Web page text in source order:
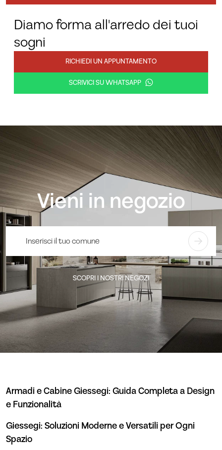
Diamo forma all'arredo dei tuoi
sogni
RICHIEDI UN APPUNTAMENTO
SCRIVICI SU WHATSAPP
Vieni in negozio
SCOPRI I NOSTRI NEGOZI
Armadi e Cabine Giessegi: Guida Completa a Design
e Funzionalità
Giessegi: Soluzioni Moderne e Versatili per Ogni
Spazio